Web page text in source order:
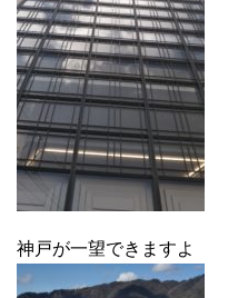
神戸が一望できますよ